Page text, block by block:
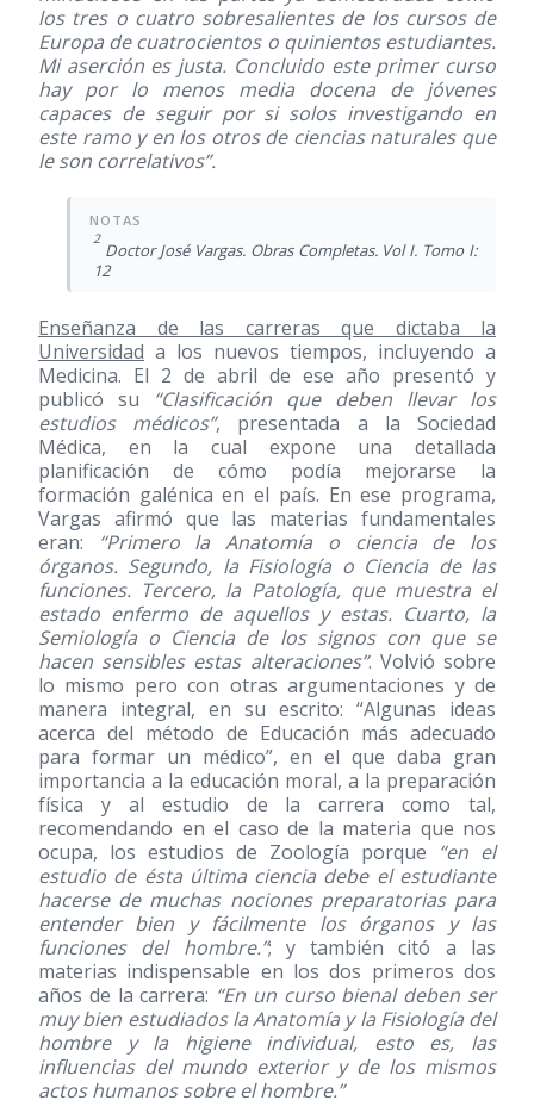
los tres o cuatro sobresalientes de los cursos de
Europa de cuatrocientos o quinientos estudiantes.
Mi aserción es justa. Concluido este primer curso
hay por lo menos media docena de jóvenes
capaces de seguir por si solos investigando en
este ramo y en los otros de ciencias naturales que
le son correlativos”.
2
Doctor José Vargas. Obras Completas. Vol I. Tomo I:
12
Enseñanza de las carreras que dictaba la
Universidad a los nuevos tiempos, incluyendo a
Medicina. El 2 de abril de ese año presentó y
publicó su “Clasificación que deben llevar los
estudios médicos”, presentada a la Sociedad
Médica, en la cual expone una detallada
planificación de cómo podía mejorarse la
formación galénica en el país. En ese programa,
Vargas afirmó que las materias fundamentales
eran:
“Primero la Anatomía o ciencia de los
órganos. Segundo, la Fisiología o Ciencia de las
funciones. Tercero, la Patología, que muestra el
estado enfermo de aquellos y estas. Cuarto, la
Semiología o Ciencia de los signos con que se
hacen sensibles estas alteraciones”. Volvió sobre
lo mismo pero con otras argumentaciones y de
manera integral, en su escrito: “Algunas ideas
acerca del método de Educación más adecuado
para formar un médico”, en el que daba gran
importancia a la educación moral, a la preparación
física y al estudio de la carrera como tal,
recomendando en el caso de la materia que nos
ocupa, los estudios de Zoología porque “en el
estudio de ésta última ciencia debe el estudiante
hacerse de muchas nociones preparatorias para
entender bien y fácilmente los órganos y las
funciones del hombre.”; y también citó a las
materias indispensable en los dos primeros dos
años de la carrera: “En un curso bienal deben ser
muy bien estudiados la Anatomía y la Fisiología del
hombre y la higiene individual, esto es, las
influencias del mundo exterior y de los mismos
actos humanos sobre el hombre.”